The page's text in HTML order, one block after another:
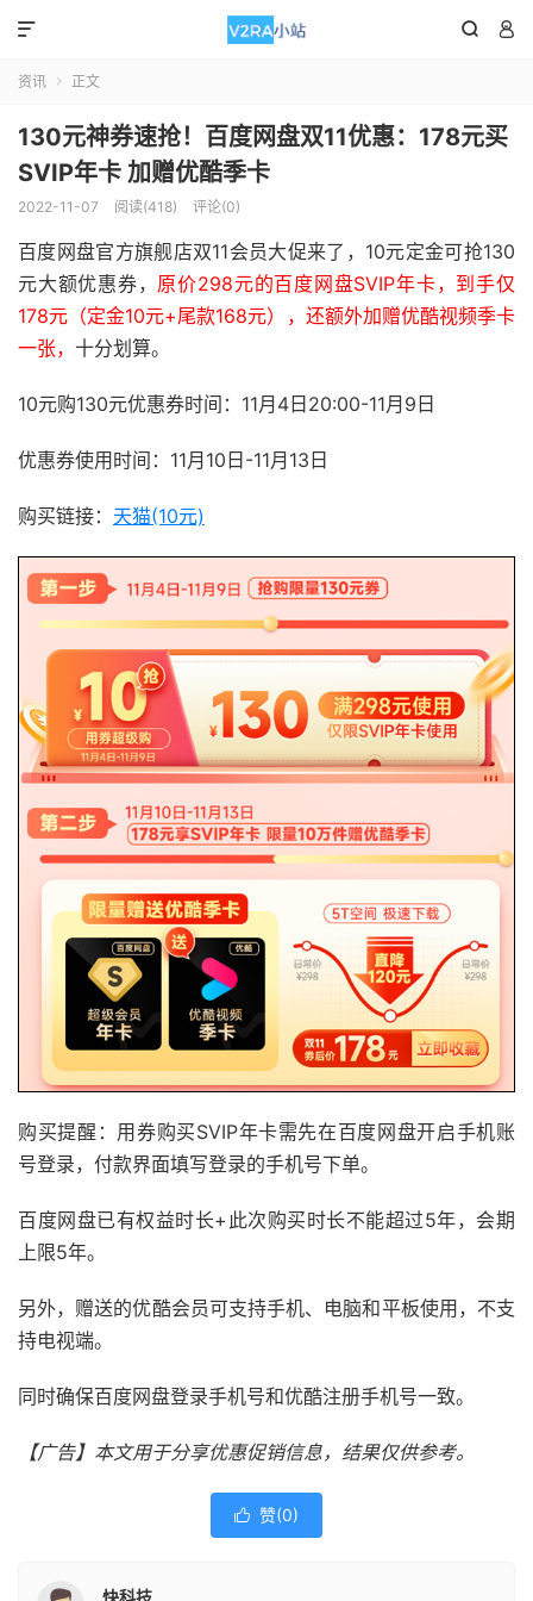
 

资讯  正文
130元神券速抢！百度网盘双11优惠：178元买
SVIP年卡 加赠优酷季卡
2022-11-07 阅读(418) 评论(0)
百度网盘官方旗舰店双11会员大促来了，10元定金可抢130
元大额优惠券， 原价298元的百度网盘SVIP年卡，到手仅
178元（定金10元+尾款168元），还额外加赠优酷视频季卡
一张， 十分划算。
10元购130元优惠券时间：11月4日20:00-11月9日
优惠券使用时间：11月10日-11月13日
购买链接： 天猫(10元)
购买提醒：用券购买SVIP年卡需先在百度网盘开启手机账
号登录，付款界面填写登录的手机号下单。
百度网盘已有权益时长+此次购买时长不能超过5年，会期
上限5年。
另外，赠送的优酷会员可支持手机、电脑和平板使用，不支
持电视端。
同时确保百度网盘登录手机号和优酷注册手机号一致。
【广告】本文用于分享优惠促销信息，结果仅供参考。
 赞(0)
快科技